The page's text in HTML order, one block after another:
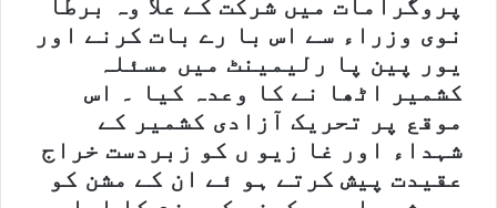
پروگرامات میں شرکت کے علا وہ برطا
نوی وزراء سے اس با رے بات کرنے اور
یور پین پا رلیمینٹ میں مسئلہ
کشمیر اٹھا نے کا وعدہ کیا ۔ اس
موقع پر تحریک آزادی کشمیر کے
شہداء اور غا زیو ں کو زبردست خراج
عقیدت پیش کرتے ہو ئے ان کے مشن کو